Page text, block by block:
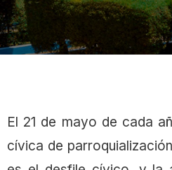
El 21 de mayo de cada
cívica de